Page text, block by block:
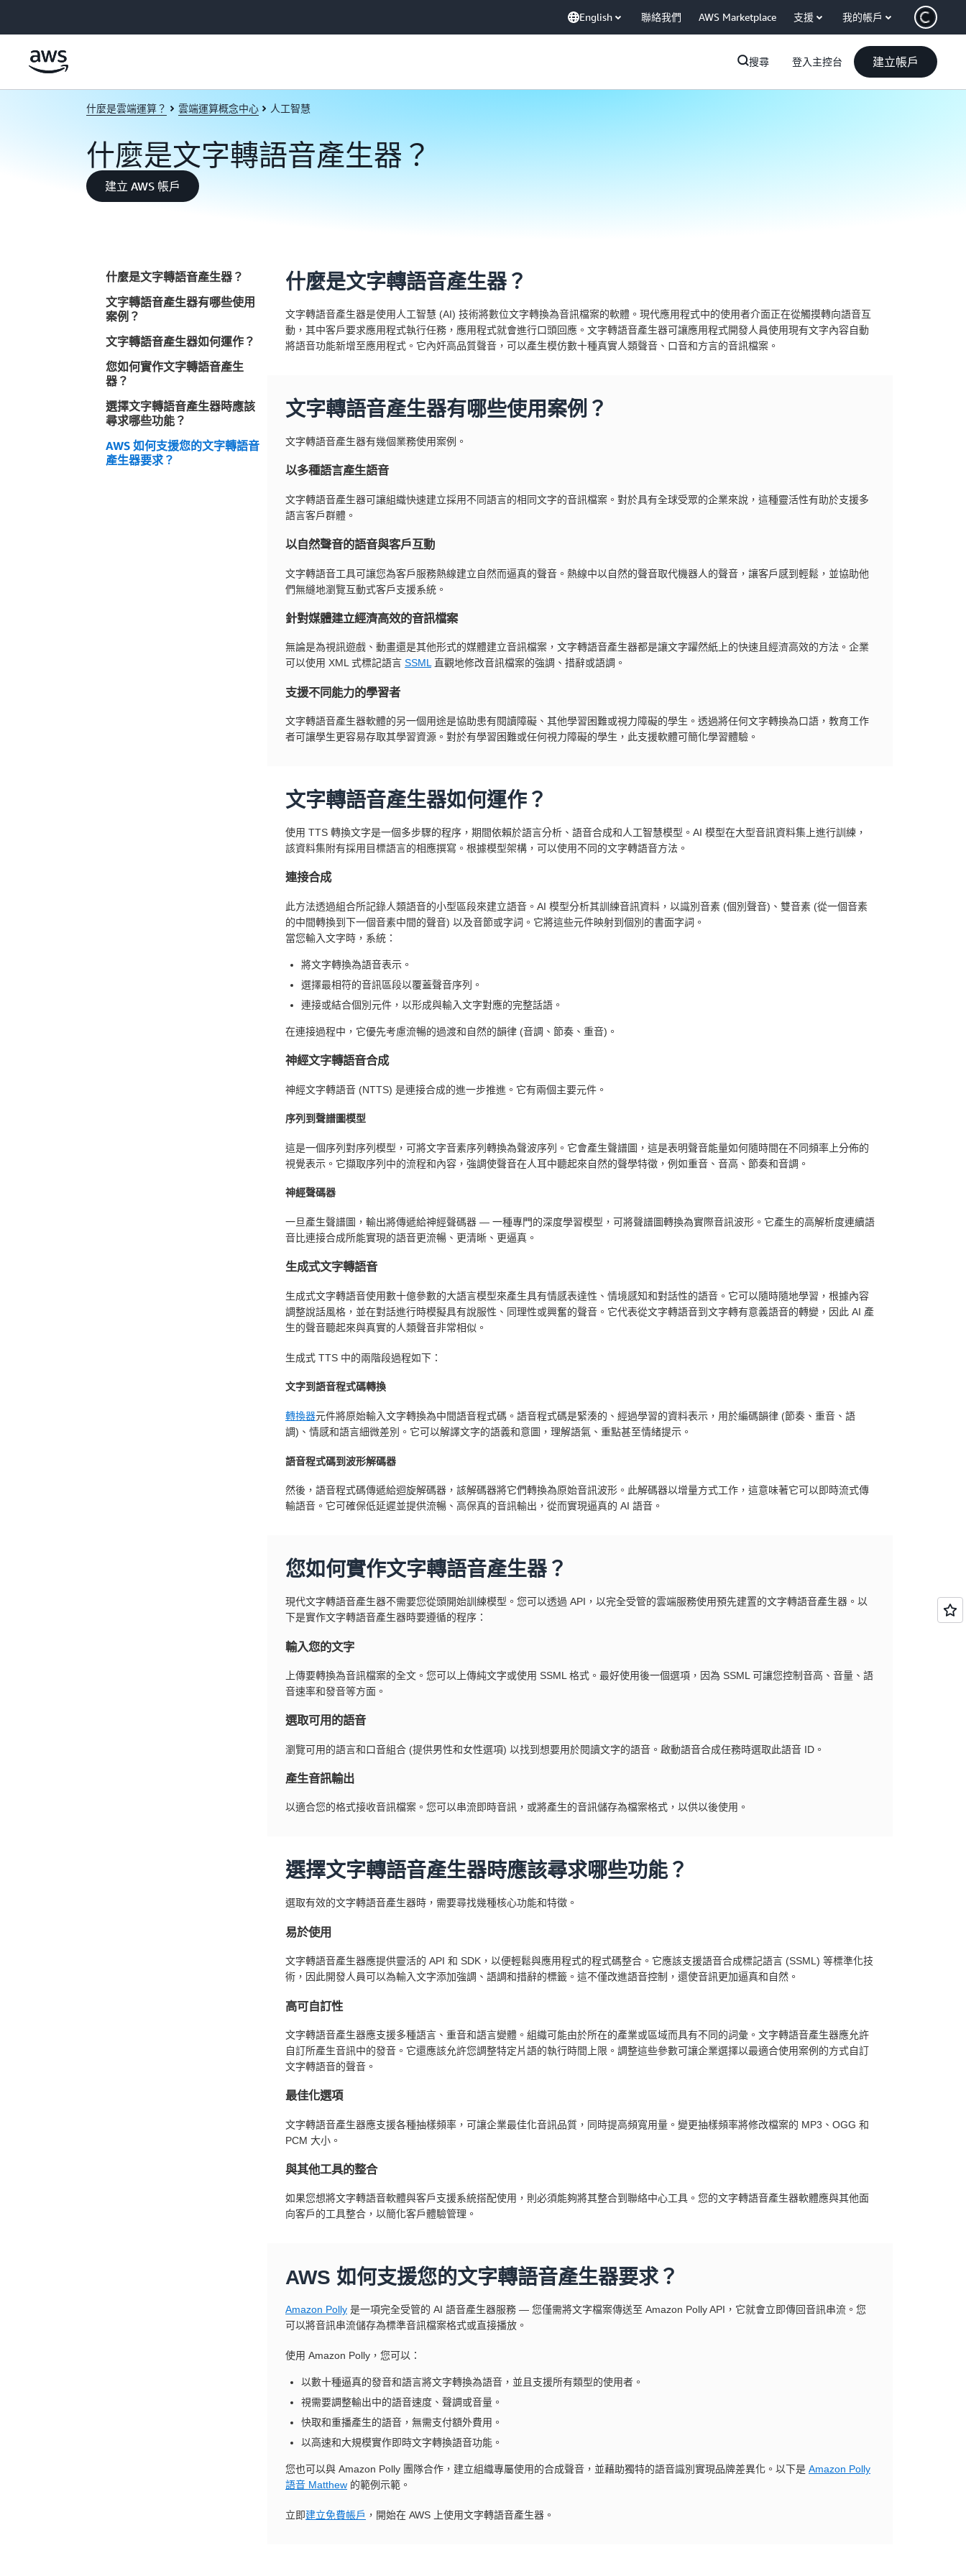
English 聯絡我們 AWS Marketplace 支援 我的帳戶
搜尋 登入主控台 建立帳戶
什麼是雲端運算？ 雲端運算概念中心 人工智慧
什麼是文字轉語音產生器？
建立 AWS 帳戶
什麼是文字轉語音產生器？
文字轉語音產生器有哪些使用
案例？
文字轉語音產生器如何運作？
您如何實作文字轉語音產生
器？
選擇文字轉語音產生器時應該
尋求哪些功能？
AWS 如何支援您的文字轉語音
產生器要求？
什麼是文字轉語音產生器？
文字轉語音產生器是使用人工智慧 (AI) 技術將數位文字轉換為音訊檔案的軟體。現代應用程式中的使用者介面正在從觸摸轉向語音互
動，其中客戶要求應用程式執行任務，應用程式就會進行口頭回應。文字轉語音產生器可讓應用程式開發人員使用現有文字內容自動
將語音功能新增至應用程式。它內奸高品質聲音，可以產生模仿數十種真實人類聲音、口音和方言的音訊檔案。
文字轉語音產生器有哪些使用案例？
文字轉語音產生器有幾個業務使用案例。
以多種語言產生語音
文字轉語音產生器可讓組織快速建立採用不同語言的相同文字的音訊檔案。對於具有全球受眾的企業來說，這種靈活性有助於支援多
語言客戶群體。
以自然聲音的語音與客戶互動
文字轉語音工具可讓您為客戶服務熱線建立自然而逼真的聲音。熱線中以自然的聲音取代機器人的聲音，讓客戶感到輕鬆，並協助他
們無縫地瀏覽互動式客戶支援系統。
針對媒體建立經濟高效的音訊檔案
無論是為視訊遊戲、動畫還是其他形式的媒體建立音訊檔案，文字轉語音產生器都是讓文字躍然紙上的快速且經濟高效的方法。企業
可以使用 XML 式標記語言 SSML直觀地修改音訊檔案的強調、措辭或語調。
支援不同能力的學習者
文字轉語音產生器軟體的另一個用途是協助患有閱讀障礙、其他學習困難或視力障礙的學生。透過將任何文字轉換為口語，教育工作
者可讓學生更容易存取其學習資源。對於有學習困難或任何視力障礙的學生，此支援軟體可簡化學習體驗。
文字轉語音產生器如何運作？
使用 TTS 轉換文字是一個多步驟的程序，期間依賴於語言分析、語音合成和人工智慧模型。AI 模型在大型音訊資料集上進行訓練，
該資料集附有採用目標語言的相應撰寫。根據模型架構，可以使用不同的文字轉語音方法。
連接合成
此方法透過組合所記錄人類語音的小型區段來建立語音。AI 模型分析其訓練音訊資料，以識別音素 (個別聲音)、雙音素 (從一個音素
的中間轉換到下一個音素中間的聲音) 以及音節或字詞。它將這些元件映射到個別的書面字詞。
當您輸入文字時，系統：
將文字轉換為語音表示。
選擇最相符的音訊區段以覆蓋聲音序列。
連接或結合個別元件，以形成與輸入文字對應的完整話語。
在連接過程中，它優先考慮流暢的過渡和自然的韻律 (音調、節奏、重音)。
神經文字轉語音合成
神經文字轉語音 (NTTS) 是連接合成的進一步推進。它有兩個主要元件。
序列到聲譜圖模型
這是一個序列對序列模型，可將文字音素序列轉換為聲波序列。它會產生聲譜圖，這是表明聲音能量如何隨時間在不同頻率上分佈的
視覺表示。它擷取序列中的流程和內容，強調使聲音在人耳中聽起來自然的聲學特徵，例如重音、音高、節奏和音調。
神經聲碼器
一旦產生聲譜圖，輸出將傳遞給神經聲碼器 — 一種專門的深度學習模型，可將聲譜圖轉換為實際音訊波形。它產生的高解析度連續語
音比連接合成所能實現的語音更流暢、更清晰、更逼真。
生成式文字轉語音
生成式文字轉語音使用數十億參數的大語言模型來產生具有情感表達性、情境感知和對話性的語音。它可以隨時隨地學習，根據內容
調整說話風格，並在對話進行時模擬具有說服性、同理性或興奮的聲音。它代表從文字轉語音到文字轉有意義語音的轉變，因此 AI 產
生的聲音聽起來與真實的人類聲音非常相似。
生成式 TTS 中的兩階段過程如下：
文字到語音程式碼轉換
轉換器元件將原始輸入文字轉換為中間語音程式碼。語音程式碼是緊湊的、經過學習的資料表示，用於編碼韻律 (節奏、重音、語
調)、情感和語言細微差別。它可以解譯文字的語義和意圖，理解語氣、重點甚至情緒提示。
語音程式碼到波形解碼器
然後，語音程式碼傳遞給迴旋解碼器，該解碼器將它們轉換為原始音訊波形。此解碼器以增量方式工作，這意味著它可以即時流式傳
輸語音。它可確保低延遲並提供流暢、高保真的音訊輸出，從而實現逼真的 AI 語音。
您如何實作文字轉語音產生器？
現代文字轉語音產生器不需要您從頭開始訓練模型。您可以透過 API，以完全受管的雲端服務使用預先建置的文字轉語音產生器。以
下是實作文字轉語音產生器時要遵循的程序：
輸入您的文字
上傳要轉換為音訊檔案的全文。您可以上傳純文字或使用 SSML 格式。最好使用後一個選項，因為 SSML 可讓您控制音高、音量、語
音速率和發音等方面。
選取可用的語音
瀏覽可用的語言和口音組合 (提供男性和女性選項) 以找到想要用於閱讀文字的語音。啟動語音合成任務時選取此語音 ID。
產生音訊輸出
以適合您的格式接收音訊檔案。您可以串流即時音訊，或將產生的音訊儲存為檔案格式，以供以後使用。
選擇文字轉語音產生器時應該尋求哪些功能？
選取有效的文字轉語音產生器時，需要尋找幾種核心功能和特徵。
易於使用
文字轉語音產生器應提供靈活的 API 和 SDK，以便輕鬆與應用程式的程式碼整合。它應該支援語音合成標記語言 (SSML) 等標準化技
術，因此開發人員可以為輸入文字添加強調、語調和措辭的標籤。這不僅改進語音控制，還使音訊更加逼真和自然。
高可自訂性
文字轉語音產生器應支援多種語言、重音和語言變體。組織可能由於所在的產業或區域而具有不同的詞彙。文字轉語音產生器應允許
自訂所產生音訊中的發音。它還應該允許您調整特定片語的執行時間上限。調整這些參數可讓企業選擇以最適合使用案例的方式自訂
文字轉語音的聲音。
最佳化選項
文字轉語音產生器應支援各種抽樣頻率，可讓企業最佳化音訊品質，同時提高頻寬用量。變更抽樣頻率將修改檔案的 MP3、OGG 和
PCM 大小。
與其他工具的整合
如果您想將文字轉語音軟體與客戶支援系統搭配使用，則必須能夠將其整合到聯絡中心工具。您的文字轉語音產生器軟體應與其他面
向客戶的工具整合，以簡化客戶體驗管理。
AWS 如何支援您的文字轉語音產生器要求？
Amazon Polly 是一項完全受管的 AI 語音產生器服務 — 您僅需將文字檔案傳送至 Amazon Polly API，它就會立即傳回音訊串流。您
可以將音訊串流儲存為標準音訊檔案格式或直接播放。
使用 Amazon Polly，您可以：
以數十種逼真的發音和語言將文字轉換為語音，並且支援所有類型的使用者。
視需要調整輸出中的語音速度、聲調或音量。
快取和重播產生的語音，無需支付額外費用。
以高速和大規模實作即時文字轉換語音功能。
您也可以與 Amazon Polly 團隊合作，建立組織專屬使用的合成聲音，並藉助獨特的語音識別實現品牌差異化。以下是 Amazon Polly
語音 Matthew 的範例示範。
立即建立免費帳戶 ，開始在 AWS 上使用文字轉語音產生器。